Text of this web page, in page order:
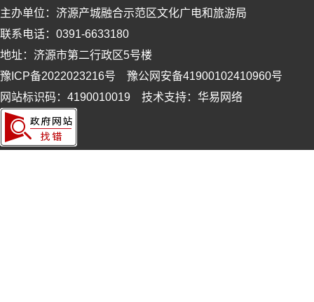
主办单位：济源产城融合示范区文化广电和旅游局
联系电话：0391-6633180
地址：济源市第二行政区5号楼
豫ICP备2022023216号 豫公网安备41900102410960号
网站标识码：4190010019 技术支持：华易网络